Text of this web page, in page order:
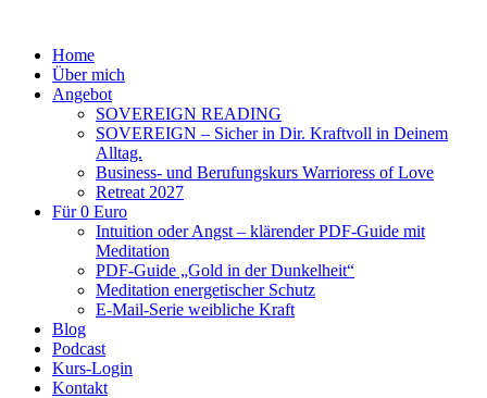
Home
Über mich
Angebot
SOVEREIGN READING
SOVEREIGN – Sicher in Dir. Kraftvoll in Deinem
Alltag.
Business- und Berufungskurs Warrioress of Love
Retreat 2027
Für 0 Euro
Intuition oder Angst – klärender PDF-Guide mit
Meditation
PDF-Guide „Gold in der Dunkelheit“
Meditation energetischer Schutz
E-Mail-Serie weibliche Kraft
Blog
Podcast
Kurs-Login
Kontakt